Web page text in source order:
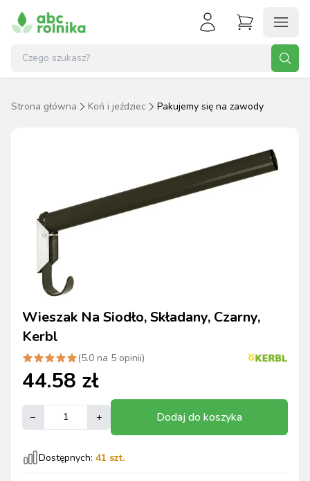
Strona główna Koń i jeździec Pakujemy się na zawody
Wieszak Na Siodło, Składany, Czarny,
Kerbl
(5.0 na 5 opinii)
44.58 zł
– + Dodaj do koszyka
Dostępnych: 41 szt.